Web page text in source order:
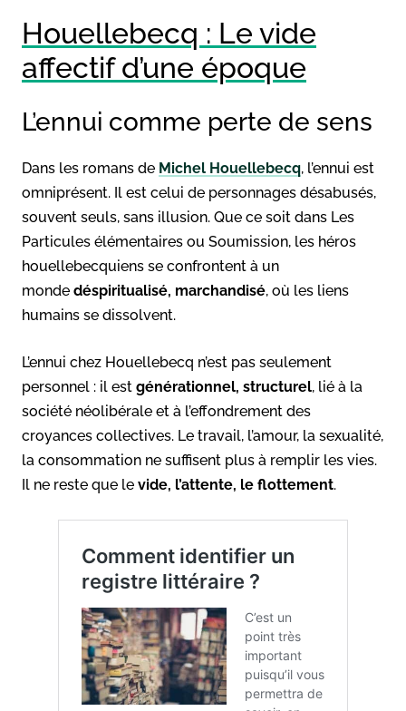
Houellebecq : Le vide
affectif d’une époque
L’ennui comme perte de sens
Dans les romans de Michel Houellebecq, l’ennui est
omniprésent. Il est celui de personnages désabusés,
souvent seuls, sans illusion. Que ce soit dans Les
Particules élémentaires ou Soumission, les héros
houellebecquiens se confrontent à un
monde déspiritualisé, marchandisé, où les liens
humains se dissolvent.
L’ennui chez Houellebecq n’est pas seulement
personnel : il est générationnel, structurel, lié à la
société néolibérale et à l’effondrement des
croyances collectives. Le travail, l’amour, la sexualité,
la consommation ne suffisent plus à remplir les vies.
Il ne reste que le vide, l’attente, le flottement.